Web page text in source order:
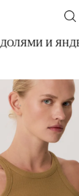
ДОЛЯМИ И